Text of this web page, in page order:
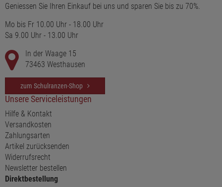
Geniessen Sie Ihren Einkauf bei uns und sparen Sie bis zu 70%.
Mo bis Fr 10.00 Uhr - 18.00 Uhr
Sa 9.00 Uhr - 13.00 Uhr
In der Waage 15
73463 Westhausen
zum Schulranzen-Shop
Unsere Serviceleistungen
Hilfe & Kontakt
Versandkosten
Zahlungsarten
Artikel zurücksenden
Widerrufsrecht
Newsletter bestellen
Direktbestellung